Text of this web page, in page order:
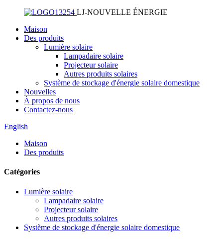
LJ-NOUVELLE ÉNERGIE
Maison
Des produits
Lumière solaire
Lampadaire solaire
Projecteur solaire
Autres produits solaires
Système de stockage d'énergie solaire domestique
Nouvelles
À propos de nous
Contactez-nous
English
Maison
Des produits
Catégories
Lumière solaire
Lampadaire solaire
Projecteur solaire
Autres produits solaires
Système de stockage d'énergie solaire domestique